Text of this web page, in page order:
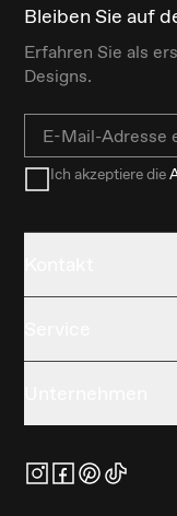
Bleiben Sie auf
Erfahren Sie als
Designs.
Email
Ich akzeptiere die